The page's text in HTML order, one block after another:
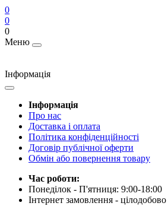
0
0
0
Меню
Інформація
Інформація
Про нас
Доставка і оплата
Політика конфіденційності
Договір публічної оферти
Обмін або повернення товару
Час роботи:
Понеділок - П'ятниця: 9:00-18:00
Інтернет замовлення - цілодобово